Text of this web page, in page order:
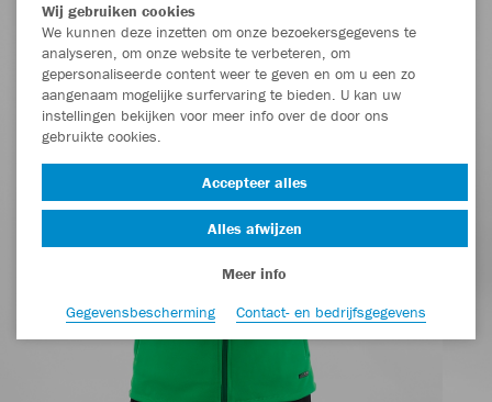
Wij gebruiken cookies
We kunnen deze inzetten om onze bezoekersgegevens te
analyseren, om onze website te verbeteren, om
gepersonaliseerde content weer te geven en om u een zo
aangenaam mogelijke surfervaring te bieden. U kan uw
instellingen bekijken voor meer info over de door ons
gebruikte cookies.
Accepteer alles
Alles afwijzen
Meer info
Gegevensbescherming
Contact- en bedrijfsgegevens